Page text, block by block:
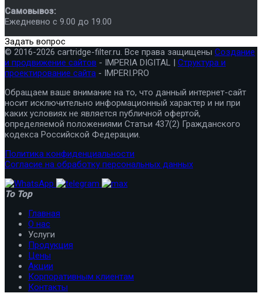
Самовывоз:
Ежедневно с 9.00 до 19.00
Задать вопрос
© 2016-2026 cartridge-filter.ru. Все права защищены Создание
и продвижение сайтов - IMPERIA DIGITAL | Структура и
проектирование сайта - IMPERI.PRO
Обращаем ваше внимание на то, что данный интернет-сайт
носит исключительно информационный характер и ни при
каких условиях не является публичной офертой,
определяемой положениями Статьи 437(2) Гражданского
кодекса Российской Федерации.
Политика конфиденциальности
Согласие на обработку персональных данных
To Top
Главная
О нас
Услуги
Продукция
Цены
Акции
Корпоративным клиентам
Контакты